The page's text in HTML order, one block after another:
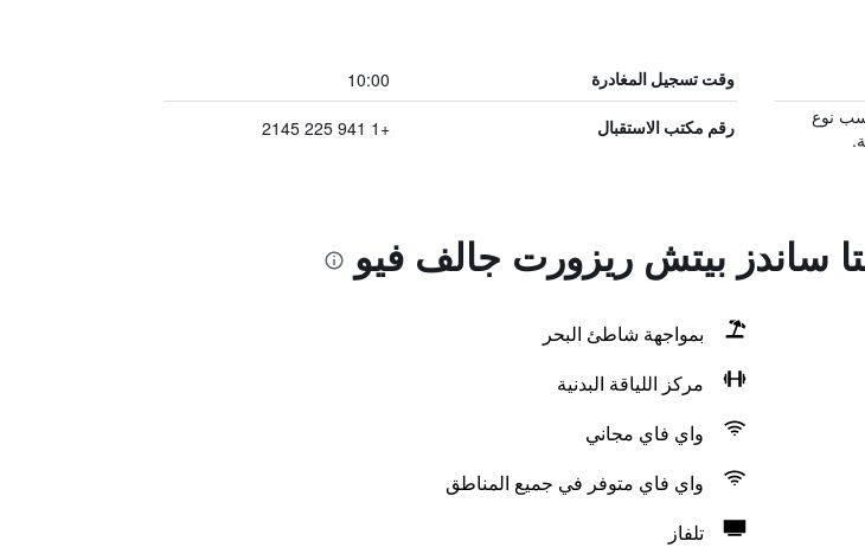
وقت تسجيل المغادرة 10:00
نوع
رقم مكتب الاستقبال +1 941 225 2145
ساندز بيتش ريزورت جالف فيو
بمواجهة شاطئ البحر
مركز اللياقة البدنية
واي فاي مجاني
واي فاي متوفر في جميع المناطق
تلفاز